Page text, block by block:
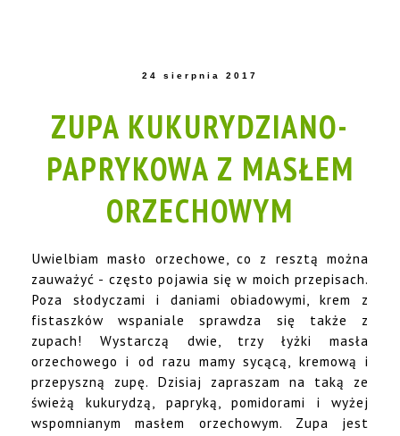
24 sierpnia 2017
ZUPA KUKURYDZIANO-
PAPRYKOWA Z MASŁEM
ORZECHOWYM
Uwielbiam masło orzechowe, co z resztą można
zauważyć - często pojawia się w moich przepisach.
Poza słodyczami i daniami obiadowymi, krem z
fistaszków wspaniale sprawdza się także z
zupach! Wystarczą dwie, trzy łyżki masła
orzechowego i od razu mamy sycącą, kremową i
przepyszną zupę. Dzisiaj zapraszam na taką ze
świeżą kukurydzą, papryką, pomidorami i wyżej
wspomnianym masłem orzechowym. Zupa jest